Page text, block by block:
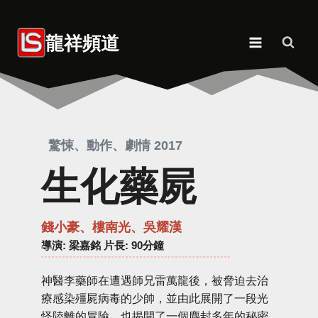
content 龍祥頻道
驚悚、動作、劇情 2017
生化藥屍
錢小豪、樓南光、吳耀漢
導演: 梁嘉銘 片長: 90分鐘
神醫李藥師在遭遇師兄雷萬龍後，被脅迫去治
療感染殭屍病毒的少帥，並由此展開了一段光